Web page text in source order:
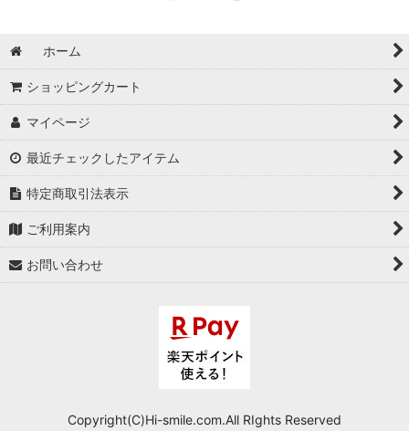
ホーム
ショッピングカート
マイページ
最近チェックしたアイテム
特定商取引法表示
ご利用案内
お問い合わせ
Copyright(C)Hi-smile.com.All RIghts Reserved